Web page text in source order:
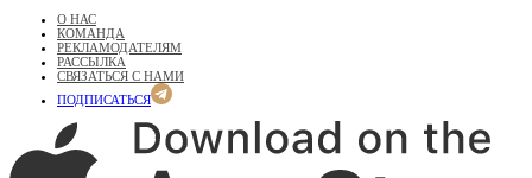
О НАС
КОМАНДА
РЕКЛАМОДАТЕЛЯМ
РАССЫЛКА
СВЯЗАТЬСЯ С НАМИ
ПОДПИСАТЬСЯ